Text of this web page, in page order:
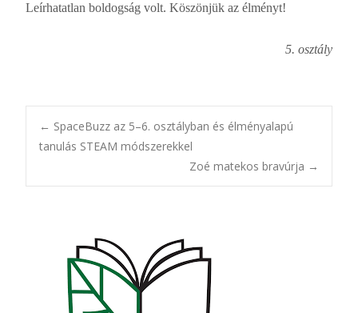
Leírhatatlan boldogság volt. Köszönjük az élményt!
5. osztály
Post
navigation
← SpaceBuzz az 5–6. osztályban és élményalapú
tanulás STEAM módszerekkel
Zoé matekos bravúrja →